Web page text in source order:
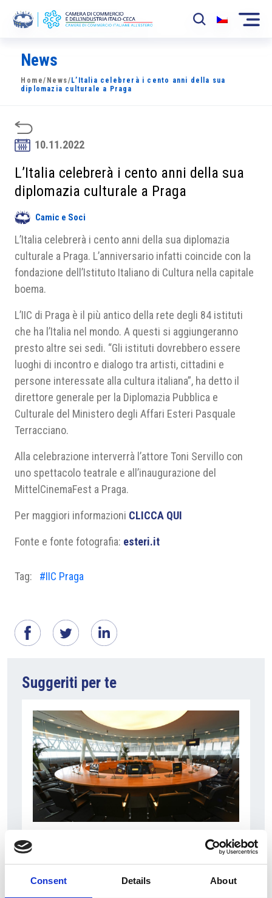
Consent Details About
La Camera
News
Sviluppo Mercato
Soci
Partner
Progetti
Area riservata
News
Home/ News/ L’Italia celebrerà i cento anni della sua
diplomazia culturale a Praga
10.11.2022
L’Italia celebrerà i cento anni della sua
diplomazia culturale a Praga
Camic e Soci
L’Italia celebrerà i cento anni della sua diplomazia
culturale a Praga. L’anniversario infatti coincide con la
fondazione dell’Istituto Italiano di Cultura nella capitale
boema.
L’IIC di Praga è il più antico della rete degli 84 istituti
che ha l’Italia nel mondo. A questi si aggiungeranno
presto altre sei sedi. “Gli istituti dovrebbero essere
luoghi di incontro e dialogo tra artisti, cittadini e
persone interessate alla cultura italiana”, ha detto il
direttore generale per la Diplomazia Pubblica e
Culturale del Ministero degli Affari Esteri Pasquale
Terracciano.
Alla celebrazione interverrà l’attore Toni Servillo con
uno spettacolo teatrale e all’inaugurazione del
MittelCinemaFest a Praga.
Per maggiori informazioni CLICCA QUI
Fonte e fonte fotografia: esteri.it
Tag: #IIC Praga
Suggeriti per te
L’industriale ceco Michal Strnad acquisisce il